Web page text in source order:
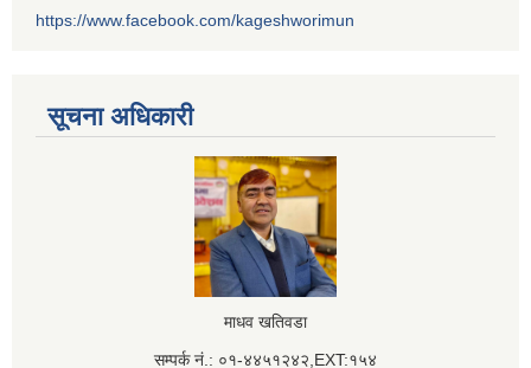
https://www.facebook.com/kageshworimun
सूचना अधिकारी
माधव खतिवडा
सम्पर्क नं.: ०१-४४५१२४२,EXT:१५४